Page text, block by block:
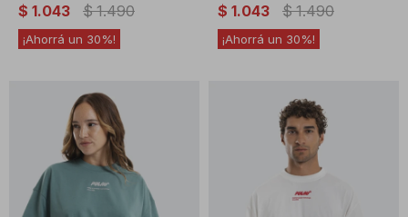
$ 1.043 $ 1.490
30
$ 1.043 $ 1.490
30